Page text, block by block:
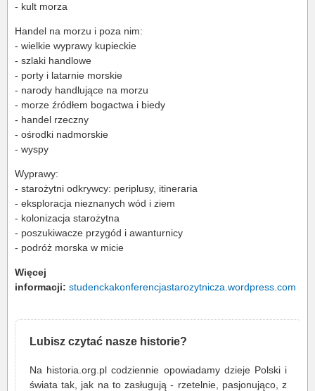
- kult morza
Handel na morzu i poza nim:
- wielkie wyprawy kupieckie
- szlaki handlowe
- porty i latarnie morskie
- narody handlujące na morzu
- morze źródłem bogactwa i biedy
- handel rzeczny
- ośrodki nadmorskie
- wyspy
Wyprawy:
- starożytni odkrywcy: periplusy, itineraria
- eksploracja nieznanych wód i ziem
- kolonizacja starożytna
- poszukiwacze przygód i awanturnicy
- podróż morska w micie
Więcej
informacji: studenckakonferencjastarozytnicza.wordpress.com
Lubisz czytać nasze historie?
Na historia.org.pl codziennie opowiadamy dzieje Polski i
świata tak, jak na to zasługują - rzetelnie, pasjonująco, z